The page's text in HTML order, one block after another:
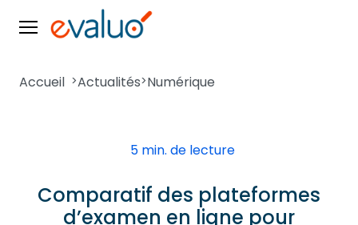
Accueil >Actualités>Numérique
5 min. de lecture
Comparatif des plateformes
d’examen en ligne pour